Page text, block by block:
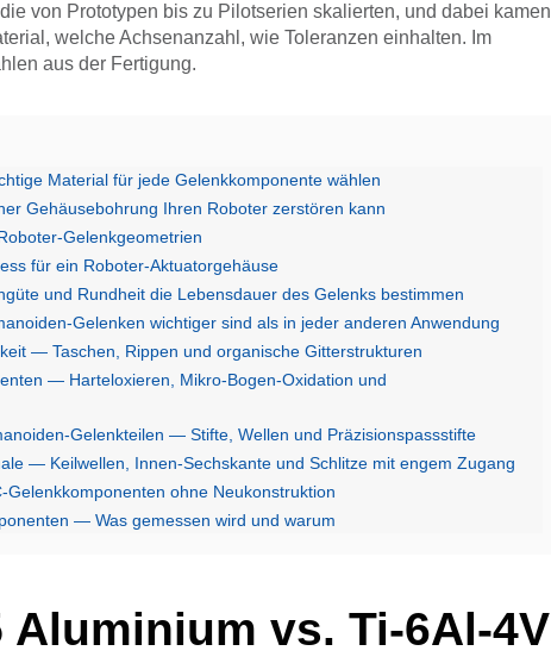
von Prototypen bis zu Pilotserien skalierten, und dabei kamen
welche Achsenanzahl, wie Toleranzen einhalten. Im
aus der Fertigung.
Material für jede Gelenkkomponente wählen
Gehäusebohrung Ihren Roboter zerstören kann
Gelenkgeometrien
für ein Roboter-Aktuatorgehäuse
und Rundheit die Lebensdauer des Gelenks bestimmen
Gelenken wichtiger sind als in jeder anderen Anwendung
— Taschen, Rippen und organische Gitterstrukturen
— Harteloxieren, Mikro-Bogen-Oxidation und
Gelenkteilen — Stifte, Wellen und Präzisionspassstifte
— Keilwellen, Innen-Sechskante und Schlitze mit engem Zugang
ohne Neukonstruktion
— Was gemessen wird und warum
Aluminium vs. Ti-6Al-4V